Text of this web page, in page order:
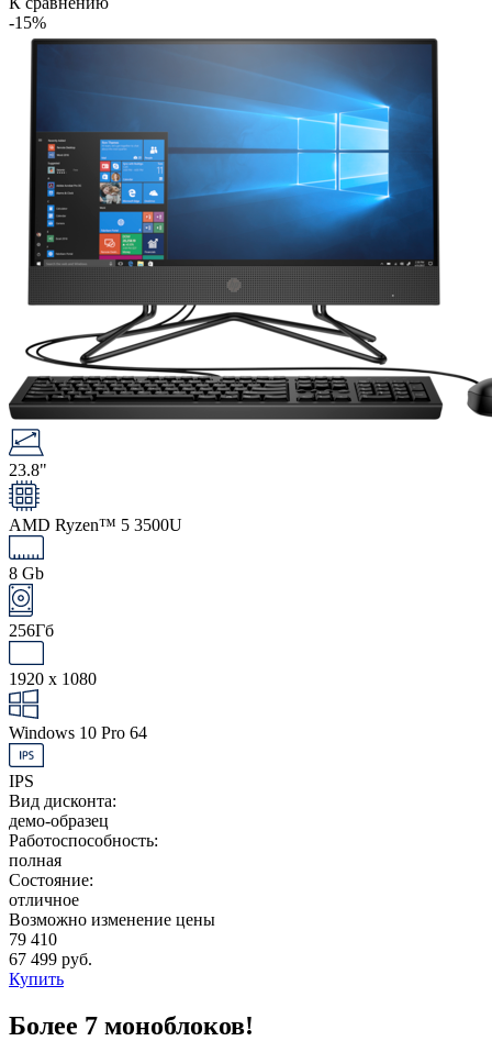
-15%
23.8"
AMD Ryzen™ 5 3500U
8 Gb
256Гб
1920 x 1080
Windows 10 Pro 64
IPS
Вид дисконта:
демо-образец
Работоспособность:
полная
Состояние:
отличное
Возможно изменение цены
79 410
67 499 руб.
Купить
Более 7 моноблоков!